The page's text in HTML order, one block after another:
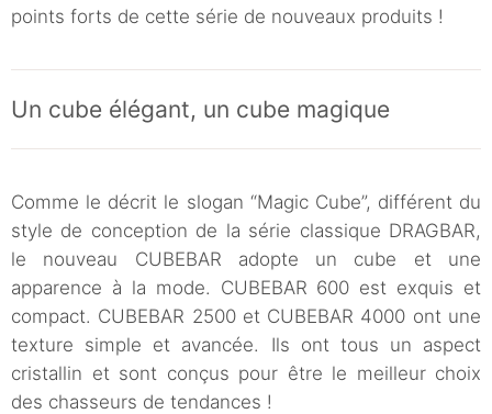
points forts de cette série de nouveaux produits !
Un cube élégant, un cube magique
Comme le décrit le slogan “Magic Cube”, différent du
style de conception de la série classique DRAGBAR,
le nouveau CUBEBAR adopte un cube et une
apparence à la mode. CUBEBAR 600 est exquis et
compact. CUBEBAR 2500 et CUBEBAR 4000 ont une
texture simple et avancée. Ils ont tous un aspect
cristallin et sont conçus pour être le meilleur choix
des chasseurs de tendances !